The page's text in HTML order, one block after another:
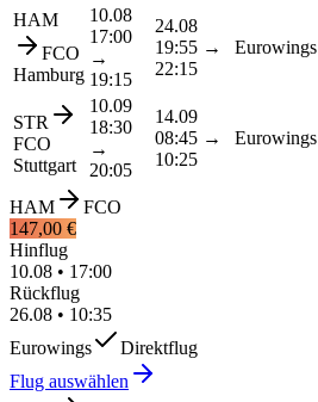
HAM
FCO
Hamburg
10.08
17:00
→
19:15
24.08
19:55 →
22:15
Eurowings
STR
FCO
Stuttgart
10.09
18:30
→
20:05
14.09
08:45 →
10:25
Eurowings
HAM
FCO
147,00 €
Hinflug
10.08 • 17:00
Rückflug
26.08 • 10:35
Eurowings
Direktflug
Flug auswählen